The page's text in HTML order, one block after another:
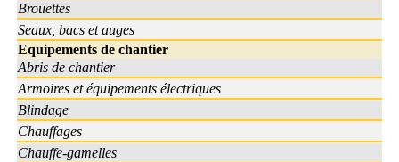
Brouettes
Seaux, bacs et auges
Equipements de chantier
Abris de chantier
Armoires et équipements électriques
Blindage
Chauffages
Chauffe-gamelles